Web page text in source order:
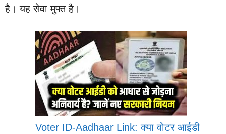
है। यह सेवा मुफ्त है।
Voter ID-Aadhaar Link: क्या वोटर आईडी